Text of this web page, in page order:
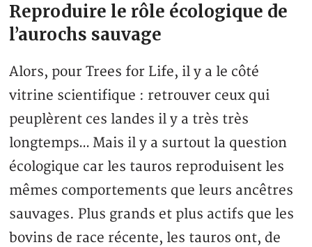
Reproduire le rôle écologique de
l’aurochs sauvage
Alors, pour Trees for Life, il y a le côté
vitrine scientifique : retrouver ceux qui
peuplèrent ces landes il y a très très
longtemps… Mais il y a surtout la question
écologique car les tauros reproduisent les
mêmes comportements que leurs ancêtres
sauvages. Plus grands et plus actifs que les
bovins de race récente, les tauros ont, de